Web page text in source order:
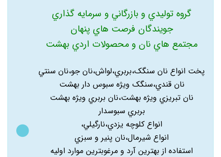
گروه توليدي و بازرگاني و سرمايه گذاري
جويندگان فرصت هاي پنهان
مجتمع هاي نان و محصولات اردي بهشت
پخت انواع نان سنگک،بربري،لواش،نان جو،نان سنتي
نان قندي،سنگک ويژه سبوس دار بهشت
نان تبريزي ويژه بهشت،نان بربري ويژه بهشت
بربري سبوسدار
انواع کلوچه يزدي،نارگيلي،
انواع شيرمال،نان پنير و سبزي
استفاده از بهترين آرد و مرغوبترين موارد اوليه